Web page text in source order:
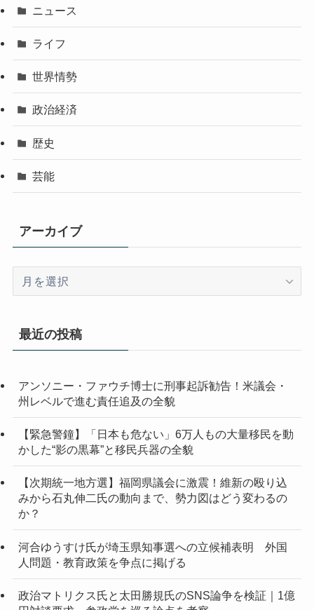
ニュース
ライフ
世界情勢
政治経済
歴史
芸能
アーカイブ
イ
最近の投稿
アンソニー・ファウチ博士に刑事起訴勧告！米議会・
州レベルで進む責任追及の全貌
【緊急警鐘】「日本も危ない」6万人もの大量移民を動
かした“影の黒幕”と移民兵器の全貌
【次期統一地方選】福岡県議会に激震！維新の殴り込
みから石丸伸二氏の動向まで、勢力図はどう変わるの
か？
河合ゆうすけ氏が埼玉県知事選への立候補表明 外国
人問題・教育政策を争点に掲げる
政治マトリクス氏と太田勝規氏のSNS論争を検証｜1億